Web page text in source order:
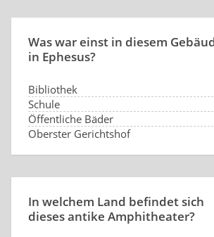
Was war einst in diesem
in Ephesus?
Bibliothek
Schule
Öffentliche Bäder
Oberster Gerichtshof
In welchem Land befindet sich
dieses antike Amphitheater?